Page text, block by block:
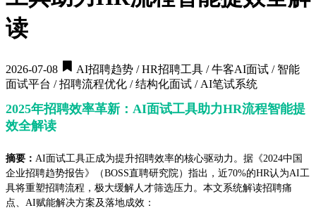
读
2026-07-08
AI招聘趋势 / HR招聘工具 / 牛客AI面试 / 智能
面试平台 / 招聘流程优化 / 结构化面试 / AI笔试系统
2025年招聘效率革新：AI面试工具助力HR流程智能提
效全解读
摘要： AI面试工具正成为提升招聘效率的核心驱动力。据《2024中国
企业招聘趋势报告》（BOSS直聘研究院）指出，近70%的HR认为AI工
具将重塑招聘流程，极大缓解人才筛选压力。本文系统解读招聘痛
点、AI赋能解决方案及落地成效：